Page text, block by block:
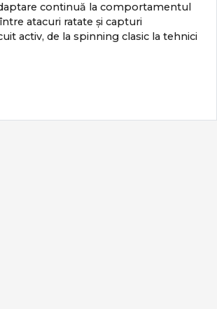
continuă la comportamentul
atacuri ratate și capturi
activ, de la spinning clasic la tehnici